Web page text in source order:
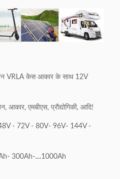
VRLA केस आकार के साथ 12V
एमबीएस, प्रौद्योगिकी, आदि!
- 72V - 80V- 96V- 144V -
300Ah-....1000Ah